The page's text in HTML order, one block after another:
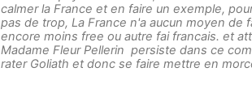
calmer la France et en faire un exemple,
pas de trop, La France n'a aucun moyen de
encore moins free ou autre fai francais. et
Madame Fleur Pellerin persiste dans ce
rater Goliath et donc se faire mettre en